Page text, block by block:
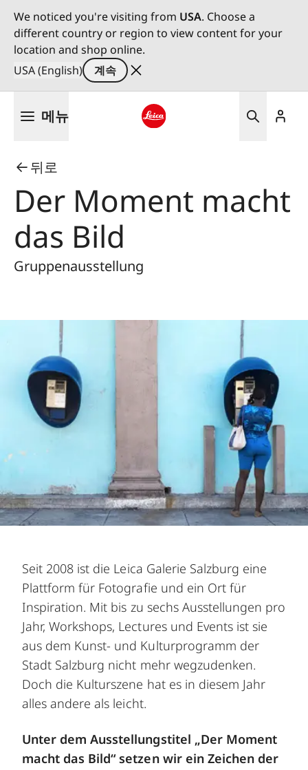
We noticed you're visiting from USA. Choose a
different country or region to view content for your
location and shop online.
USA (English)
계속
메뉴
뒤로
Der Moment macht
das Bild
Gruppenausstellung
Seit 2008 ist die Leica Galerie Salzburg eine
Plattform für Fotografie und ein Ort für
Inspiration. Mit bis zu sechs Ausstellungen pro
Jahr, Workshops, Lectures und Events ist sie
aus dem Kunst- und Kulturprogramm der
Stadt Salzburg nicht mehr wegzudenken.
Doch die Kulturszene hat es in diesem Jahr
alles andere als leicht.
Unter dem Ausstellungstitel „Der Moment
macht das Bild“ setzen wir ein Zeichen der